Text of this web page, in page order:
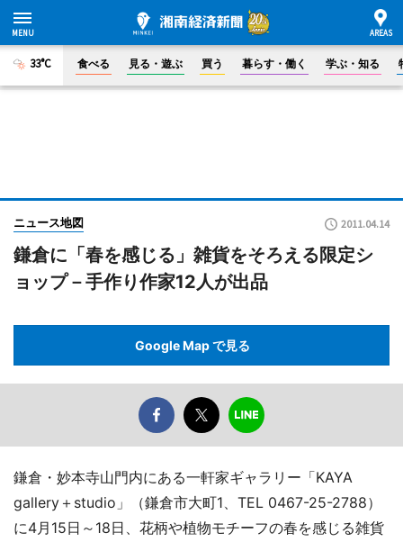
33°C 食べる 見る・遊ぶ 買う 暮らす・働く 学ぶ・知る
ニュース地図 2011.04.14
鎌倉に「春を感じる」雑貨をそろえる限定シ
ョップ－手作り作家12人が出品
Google Map で見る
鎌倉・妙本寺山門内にある一軒家ギャラリー「KAYA
gallery＋studio」（鎌倉市大町1、TEL 0467-25-2788）
に4月15日～18日、花柄や植物モチーフの春を感じる雑貨